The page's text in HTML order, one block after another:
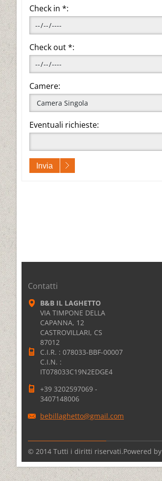
Check in *:
Check out *:
Camere:
Eventuali richieste:
Invia
Contatti
B&B IL LAGHETTO
VIA TIMPONE DELLA
CAPANNA, 12
CASTROVILLARI, CS
87012
C.I.R. : 078033-BBF-00007
C.I.N. :
IT078033C19N2EDGE4
+39 3202597069 -
3407148006
bebillaghetto@gmail.com
© 2014 Tutti i diritti riservati.Powered by